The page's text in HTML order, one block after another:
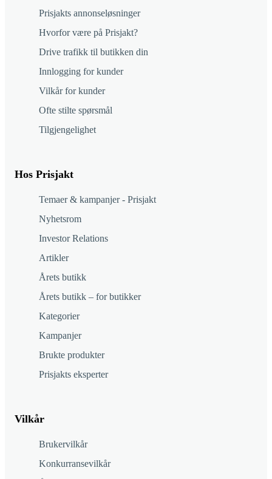
Prisjakts annonseløsninger
Hvorfor være på Prisjakt?
Drive trafikk til butikken din
Innlogging for kunder
Vilkår for kunder
Ofte stilte spørsmål
Tilgjengelighet
Hos Prisjakt
Temaer & kampanjer - Prisjakt
Nyhetsrom
Investor Relations
Artikler
Årets butikk
Årets butikk – for butikker
Kategorier
Kampanjer
Brukte produkter
Prisjakts eksperter
Vilkår
Brukervilkår
Konkurransevilkår